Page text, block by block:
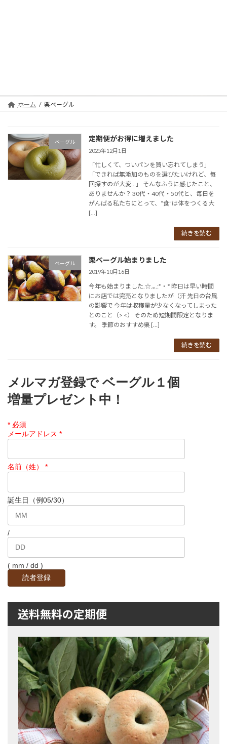
プ
動
ホーム 栗ベーグル
ベーグル 定期便がお得に増えました
2025年12月1日
「忙しくて、ついパンを買い忘れてしまう」
「できれば無添加のものを選びたいけれど、毎
回探すのが大変…」 そんなふうに感じたこと、
ありませんか？ 30代・40代・50代と、毎日を
がんばる私たちにとって、“食”は体をつくる大
[…]
続きを読む
ベーグル 栗ベーグル始まりました
2019年10月16日
今年も始まりました.☆.｡.:*・° 昨日は早い時間
にお店では完売となりましたが（汗 先日の台風
の影響で 今年は収穫量が少なくなってしまった
とのこと（> <） そのため短期間限定となりま
す。 季節のおすすめ栗 […]
続きを読む
メルマガ登録で ベーグル１個
増量プレゼント中！
* 必須
メールアドレス *
名前（姓） *
誕生日（例05/30）
/
( mm / dd )
送料無料の定期便